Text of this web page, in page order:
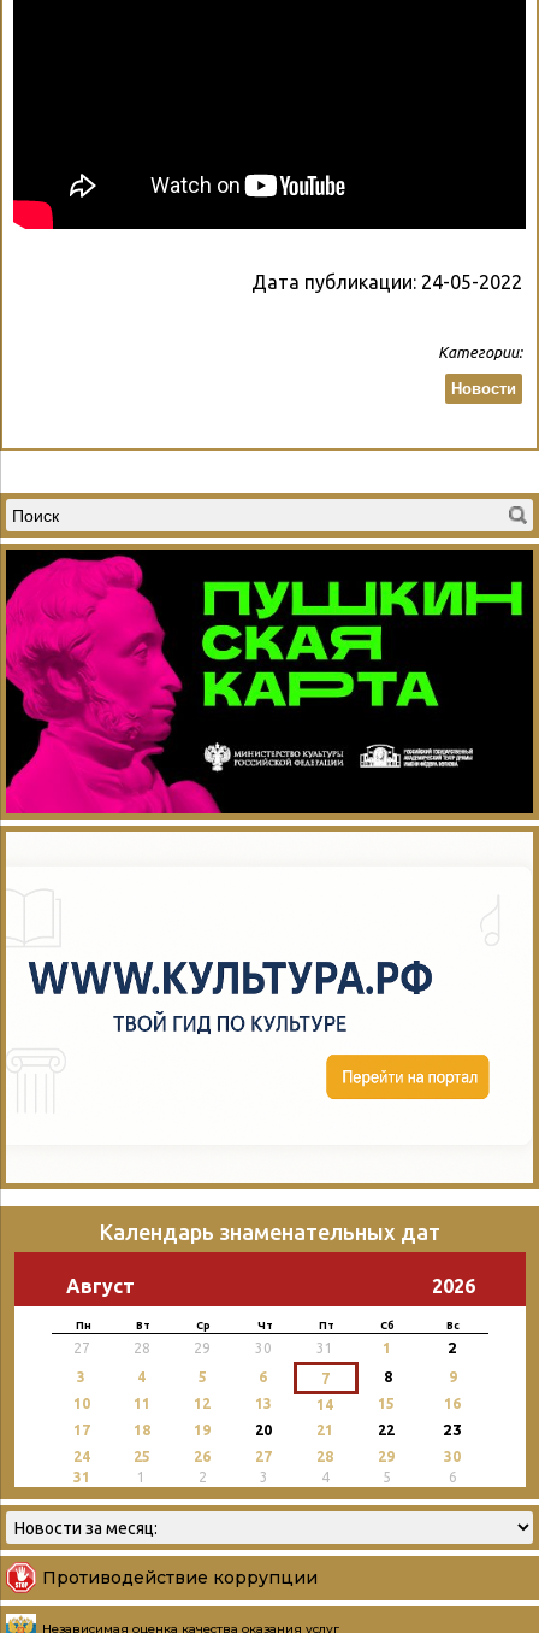
Дата публикации: 24-05-2022
Категории:
Новости
Календарь знаменательных дат
Август 2026
Пн Вт Ср Чт Пт Сб Вс
27 28 29 30 31 1 2
3 4 5 6 7 8
9
10
11 12 13 14 15
16
17
18 19 20 21 22 23
24 25 26 27 28 29
30
31
1 2 3 4 5 6
Противодействие коррупции
Независимая оценка качества оказания услуг